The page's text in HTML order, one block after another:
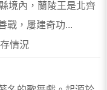
境內，蘭陵王是北齊
戰，屢建奇功...
情況